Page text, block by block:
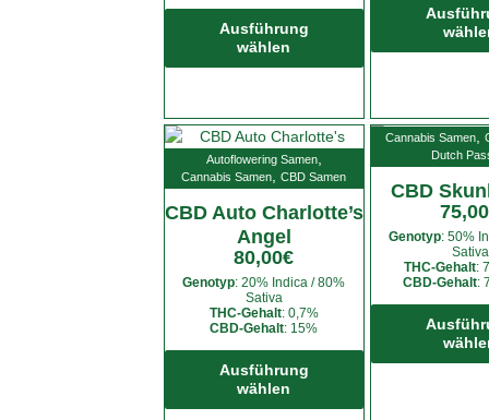
Ausführung
wählen
weist
auf.
Die
können
auf
Produktseite
Autoflowering Samen,
Cannabis Samen CBD Samen
CBD Auto Charlotte’s
Angel
80,00€
Genotyp: 20% Indica / 80%
Sativa
THC-Gehalt: 0,7%
CBD-Gehalt: 15%
Ausführung
wählen
Cannabis Samen
Dutch
CBD
75,00
Genotyp: 50%
Sativa
THC-Gehalt:
CBD-Gehalt: